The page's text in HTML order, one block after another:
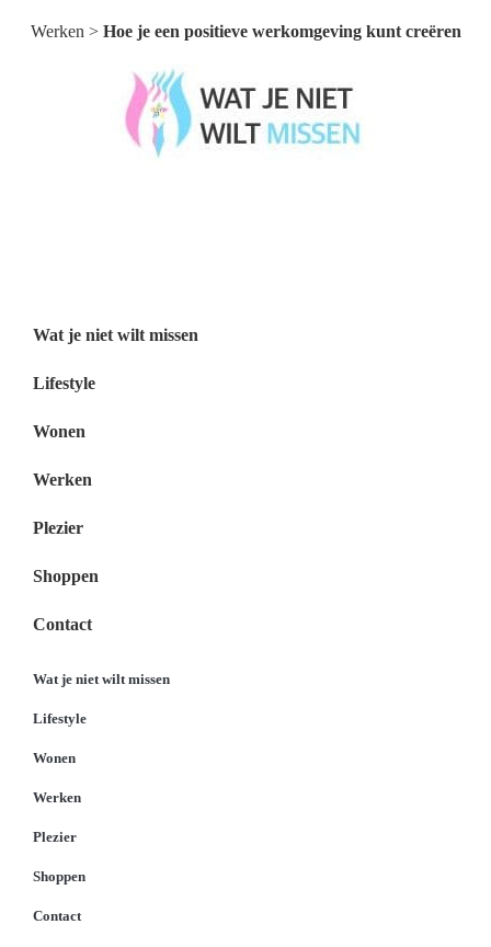
Werken > Hoe je een positieve werkomgeving kunt creëren
Wat je niet wilt missen
Lifestyle
Wonen
Werken
Plezier
Shoppen
Contact
Wat je niet wilt missen
Lifestyle
Wonen
Werken
Plezier
Shoppen
Contact